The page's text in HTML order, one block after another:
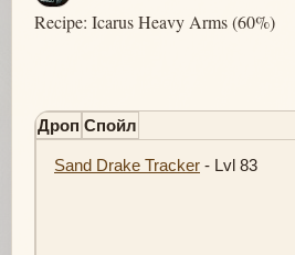
Recipe: Icarus Heavy Arms (60%)
Дроп Спойл
Sand Drake Tracker - Lvl 83